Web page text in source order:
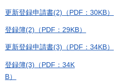
更新登録申請書(2)（PDF：30KB）
登録簿(2)（PDF：29KB）
更新登録申請書(3)（PDF：34KB）
登録簿(3)（PDF：34K
B）